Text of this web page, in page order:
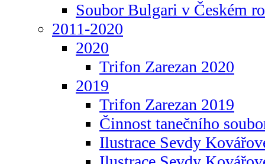
Soubor Bulgari v Českém
2011-2020
2020
Trifon Zarezan 2020
2019
Trifon Zarezan 2019
Činnost tanečního
Ilustrace Sevdy